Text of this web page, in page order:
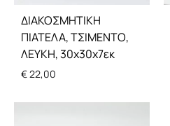
ΔΙΑΚΟΣΜΗΤΙΚΗ
ΠΙΑΤΕΛΑ, ΤΣΙΜΕΝΤΟ,
ΛΕΥΚΗ, 30x30x7εκ
€22,00